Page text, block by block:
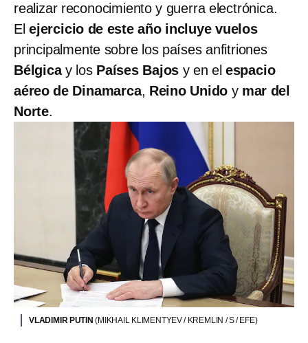
realizar reconocimiento y guerra electrónica.
El ejercicio de este año incluye vuelos
principalmente sobre los países anfitriones
Bélgicay los Países Bajos y en el espacio
aéreo de Dinamarca, Reino Unido y mar del
Norte.
VLADIMIR PUTIN(MIKHAIL KLIMENTYEV / KREMLIN / S / EFE)